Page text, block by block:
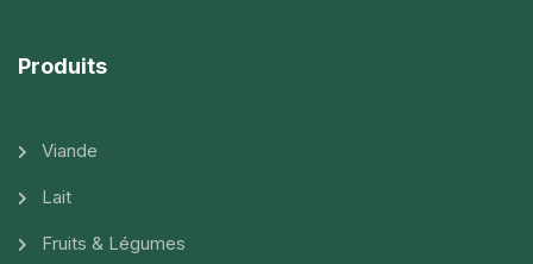
Produits
Viande
Lait
Fruits & Légumes